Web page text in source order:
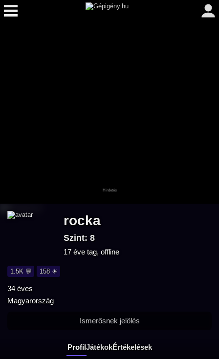
rocka
Szint: 8
17 éve tag, offline
1.5K 💬 158 ☀
34 éves
Magyarország
ProfilJátékokÉrtékelések
Ismerősnek jelölés